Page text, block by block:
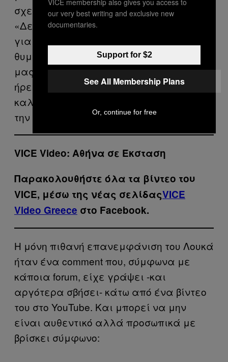
σχετικά με τον χαρακτήρα του Λουκά:
«Δεν θυμάμαι πολλές λεπτομέρειες
για τον χαρακτήρα του. Αυτό που
θυμάμαι όμως είναι ότι η συνεργασία
μας ήταν απόλυτα δημιουργική και
ήρεμη. Κάτι που δεν ίσχυε για άλλους
καλλιτέχνες που είχα αναλάβει εκείνη
την εποχή».
VICE Video: Αθήνα σε Έκσταση
Παρακολουθήστε όλα τα βίντεo του
VICE, μέσω της νέας σελίδαςVICE
Video Greece στο Facebook.
Η μόνη πιθανή επανεμφάνιση του Λουκά
ήταν ένα comment που, σύμφωνα με
κάποια forum, είχε γράψει -και
αργότερα σβήσει- κάτω από ένα βίντεο
του στο YouTube. Και μπορεί να μην
είναι αυθεντικό αλλά προσωπικά με
βρίσκει σύμφωνο:
our very best writing and exclusive new
documentaries.
Support for $2
See All Membership Plans
Or, continue for free